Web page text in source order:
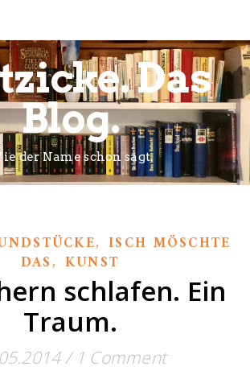
Das
Blog.
der Name schon sagt.
,ISCH MÖSCHTE
DAS, KUNST
schlafen. Ein
Traum.
/ 1 Comment